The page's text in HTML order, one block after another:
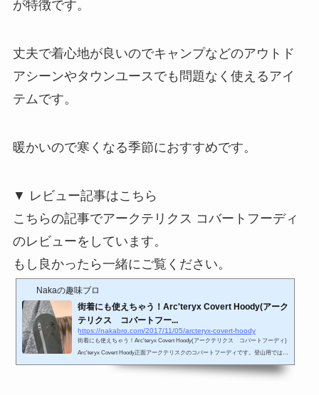
が特徴です。
丈夫で着心地が良いのでキャンプなどのアウトド
アシーンやタウンユースでも問題なく使えるアイ
テムです。
暖かいので寒くなる季節におすすめです。
▼ レビュー記事はこちら
こちらの記事でアークテリクス コバートフーディ
のレビューをしています。
もし良かったら一緒にご覧ください。
Nakaの趣味ブロ
街着にも使えちゃう！Arc'teryx Covert Hoody(アーク
テリクス コバートフー...
https://nakabro.com/2017/11/05/arcteryx-covert-hoody
街着にも使えちゃう！Arc'teryx Covert Hoody(アークテリクス コバートフーディ)
Arc'teryx Covert Hoody正面アークテリスクのコバートフーディです。登山用ではな
く主にキャンプなどのアウトドアや街着として使用しています。生地が滑らかでと
ても肌触りがよく着心地が良いのが特徴です。またファスナーが首に当たらないよ